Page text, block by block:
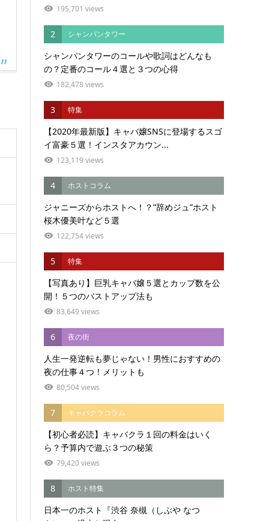
195,701 views
2 シャンパンタワー
シャンパンタワーのコールや歌詞はどんなも
の？定番のコール４選と３つの心得
182,478 views
3 特集
【2020年最新版】キャバ嬢SNSに登場するスゴ
イ富豪５選！インスタアカウン...
123,119 views
4 ホストコラム
ジャニーズからホストへ！？”辞めジュ”ホスト
桜木優美叶など５選
122,754 views
5 特集
【写真あり】巨乳キャバ嬢５選とカップ数を公
開！５つのバストアップ法も
83,649 views
6 夜の街
人生一発逆転も夢じゃない！男性におすすめの
夜の仕事４つ！メリットも
80,504 views
7 キャバクラコラム
【初心者必読】キャバクラ１回の料金はいく
ら？予算内で遊ぶ３つの秘策
79,420 views
8 ホスト特集
日本一のホスト『渋谷 奈槻（しぶや なつ